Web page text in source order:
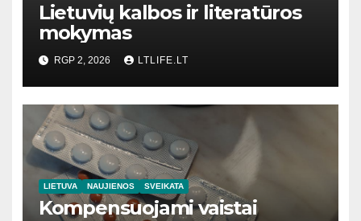
Lietuvių kalbos ir literatūros
mokymas
RGP 2, 2026 LTLIFE.LT
LIETUVA NAUJIENOS SVEIKATA
Kompensuojami vaistai